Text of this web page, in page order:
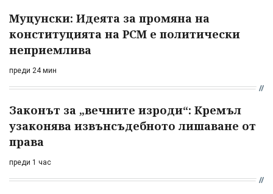
Муцунски: Идеята за промяна на
конституцията на РСМ е политически
неприемлива
преди 24 мин
Законът за „вечните изроди“: Кремъл
узаконява извънсъдебното лишаване от
права
преди 1 час